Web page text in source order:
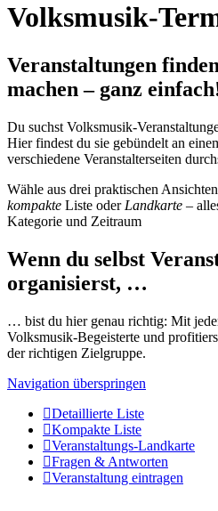
Volksmusik-
Veranstaltungen
machen – ganz
Du suchst Volksmusik-
Hier findest du sie gebündelt an
verschiedene Veranstalterseiten
Wähle aus drei praktischen
kompakte Liste oder Landkarte –
Kategorie und Zeitraum
Wenn du selbst
organisierst, …
… bist du hier genau richtig: Mit
Volksmusik-Begeisterte und
der richtigen Zielgruppe.
Navigation überspringen
Detaillierte Liste
Kompakte Liste
Veranstaltungs-Landkarte
Fragen & Antworten
Veranstaltung eintragen